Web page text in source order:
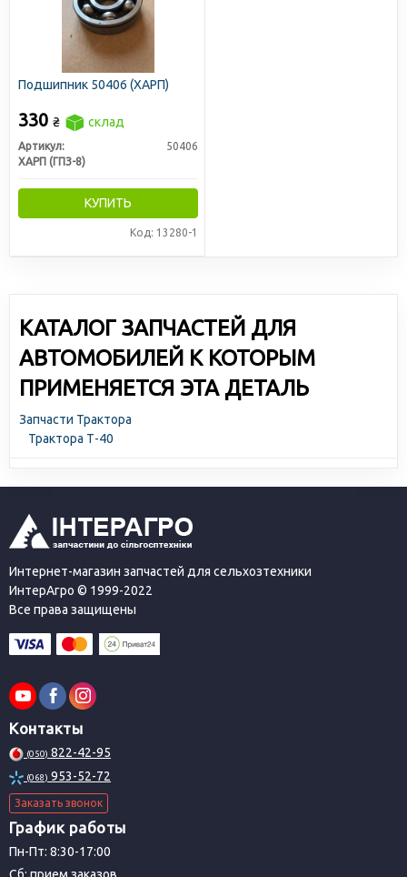
Подшипник 50406 (ХАРП)
330 ₴ склад
Артикул:
50406
ХАРП (ГПЗ-8)
КУПИТЬ
Код: 13280-1
КАТАЛОГ ЗАПЧАСТЕЙ ДЛЯ
АВТОМОБИЛЕЙ К КОТОРЫМ
ПРИМЕНЯЕТСЯ ЭТА ДЕТАЛЬ
Запчасти Трактора
Трактора Т-40
Интернет-магазин запчастей для сельхозтехники
ИнтерАгро © 1999-2022
Все права защищены
Контакты
(050) 822-42-95
(068) 953-52-72
Заказать звонок
График работы
Пн-Пт: 8:30-17:00